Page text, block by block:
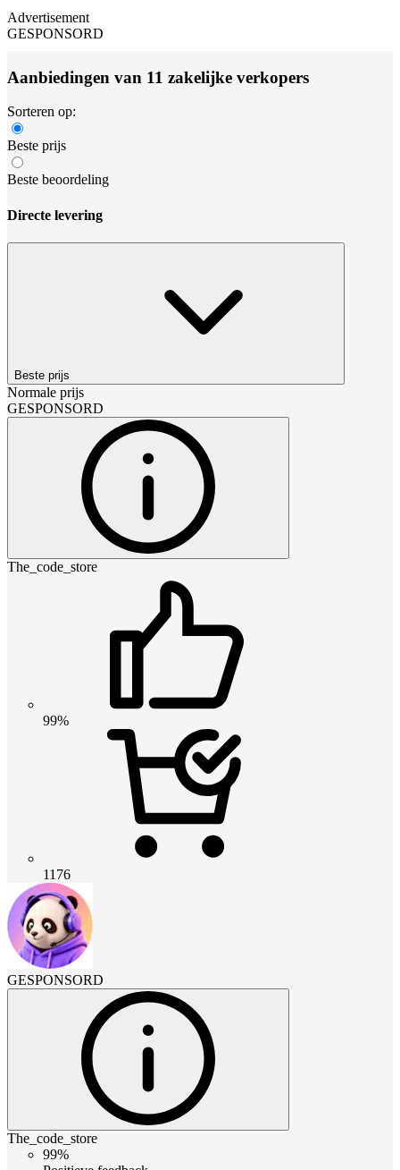
Advertisement
GESPONSORD
Aanbiedingen van 11 zakelijke verkopers
Sorteren op:
Beste prijs
Beste beoordeling
Directe levering
Beste prijs
Normale prijs
GESPONSORD
The_code_store
99%
1176
GESPONSORD
The_code_store
99%